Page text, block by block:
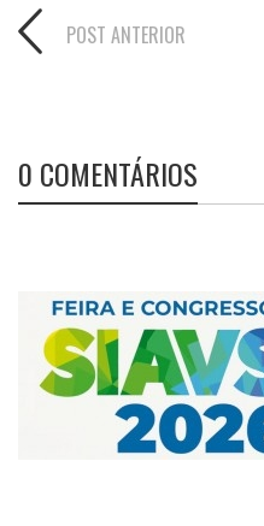
POST ANTERIOR
0 COMENTÁRIOS